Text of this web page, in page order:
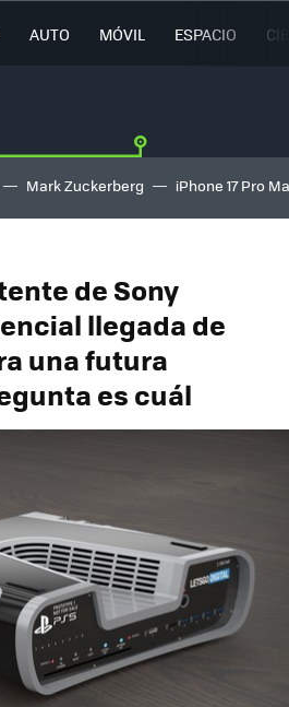
AUTO MÓVIL ESPACIO
Mark Zuckerberg iPhone 17 Pro
de Sony
llegada de
una futura
es cuál